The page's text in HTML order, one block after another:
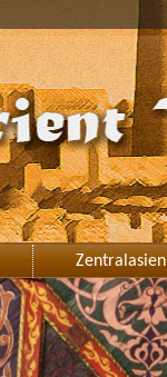
Zentralasien